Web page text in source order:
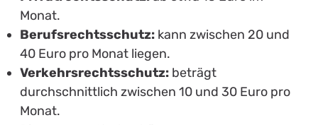
Zusammenfassend lässt sich sagen, dass eine
gute Rechtsschutzversicherung ein wichtiger
Begleiter ist, der Ihnen in unvorhergesehenen
rechtlichen Auseinandersetzungen zur Seite
steht. Die Risiken, die sie abdeckt, sind vielfältig